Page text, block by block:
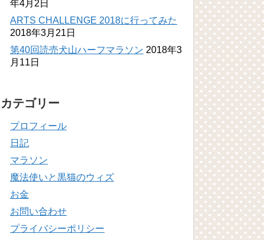
年4月2日
ARTS CHALLENGE 2018に行ってみた
2018年3月21日
第40回読売犬山ハーフマラソン 2018年3
月11日
カテゴリー
プロフィール
日記
マラソン
魔法使いと黒猫のウィズ
お金
お問い合わせ
プライバシーポリシー